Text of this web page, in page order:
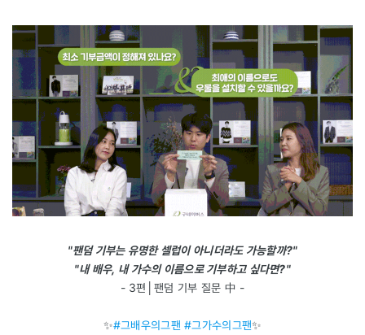
"팬덤 기부는 유명한 셀럽이 아니더라도 가능할까?"
"내 배우, 내 가수의 이름으로 기부하고 싶다면?"
- 3편│팬덤 기부 질문 中 -
✨#그배우의그팬 #그가수의그팬✨